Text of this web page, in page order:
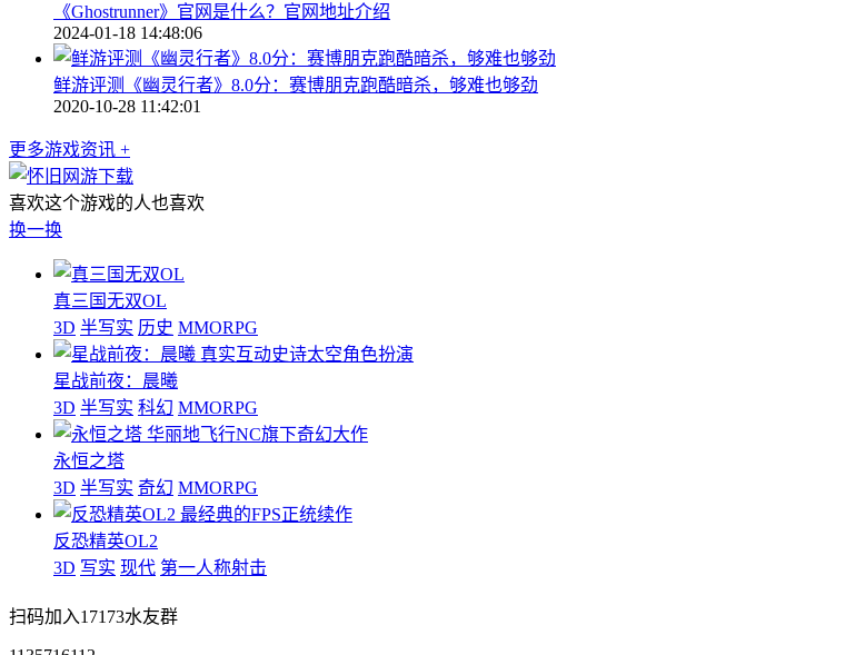
《Ghostrunner》官网是什么？官网地址介绍
2024-01-18 14:48:06
鲜游评测《幽灵行者》8.0分：赛博朋克跑酷暗杀，够难也够劲
2020-10-28 11:42:01
更多游戏资讯 +
喜欢这个游戏的人也喜欢
换一换
真三国无双OL
3D 半写实 历史 MMORPG
真实互动史诗太空角色扮演
星战前夜：晨曦
3D 半写实 科幻 MMORPG
华丽地飞行NC旗下奇幻大作
永恒之塔
3D 半写实 奇幻 MMORPG
最经典的FPS正统续作
反恐精英OL2
3D 写实 现代 第一人称射击
扫码加入17173水友群